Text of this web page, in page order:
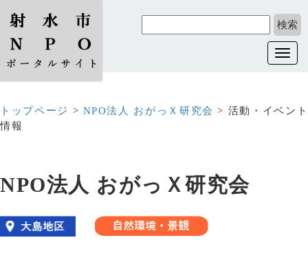
トップページ > NPO法人 おがっＸ研究会 > 活動・イベント
情報
NPO法人 おがっＸ研究会